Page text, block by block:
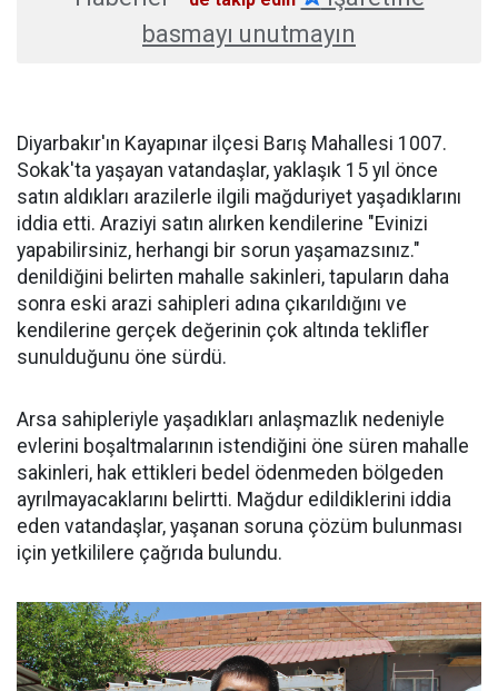
basmayı unutmayın
Diyarbakır'ın Kayapınar ilçesi Barış Mahallesi 1007.
Sokak'ta yaşayan vatandaşlar, yaklaşık 15 yıl önce
satın aldıkları arazilerle ilgili mağduriyet yaşadıklarını
iddia etti. Araziyi satın alırken kendilerine "Evinizi
yapabilirsiniz, herhangi bir sorun yaşamazsınız."
denildiğini belirten mahalle sakinleri, tapuların daha
sonra eski arazi sahipleri adına çıkarıldığını ve
kendilerine gerçek değerinin çok altında teklifler
sunulduğunu öne sürdü.
Arsa sahipleriyle yaşadıkları anlaşmazlık nedeniyle
evlerini boşaltmalarının istendiğini öne süren mahalle
sakinleri, hak ettikleri bedel ödenmeden bölgeden
ayrılmayacaklarını belirtti. Mağdur edildiklerini iddia
eden vatandaşlar, yaşanan soruna çözüm bulunması
için yetkililere çağrıda bulundu.